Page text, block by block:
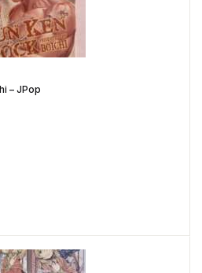
– JPop
lista dei desideri